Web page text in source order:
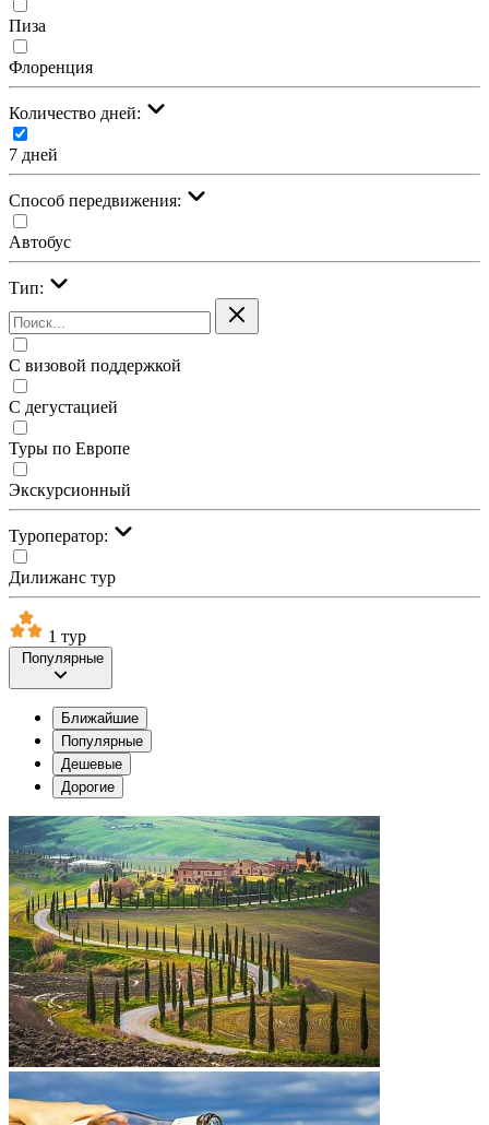
Пиза
Флоренция
Количество дней:
7 дней
Cпособ передвижения:
Автобус
Тип:
С визовой поддержкой
С дегустацией
Туры по Европе
Экскурсионный
Туроператор:
Дилижанс тур
1 тур
Популярные
Ближайшие
Популярные
Дешевые
Дорогие